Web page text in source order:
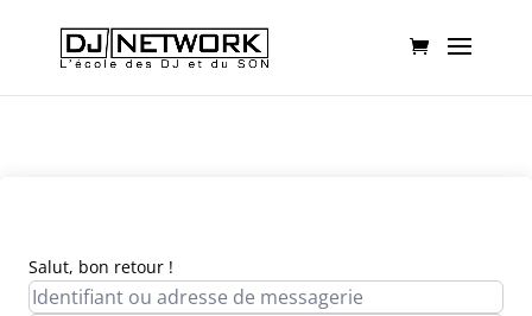
Salut, bon retour !